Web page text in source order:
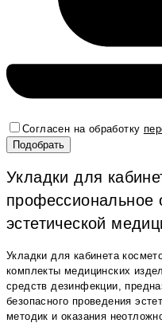
Согласен на обработку
Укладки для
профессиональное
эстетической
Укладки для кабинета
комплекты медицинских
средств дезинфекции,
безопасного проведения
методик и оказания